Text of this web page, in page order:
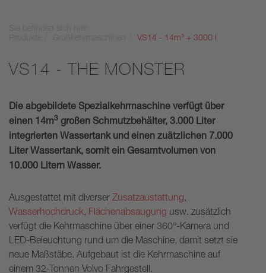
VS14 - 14m³ + 3000 l
VS14 - THE MONSTER
Die abgebildete Spezialkehrmaschine verfügt über
einen 14m3 großen Schmutzbehälter, 3.000 Liter
integrierten Wassertank und einen zuätzlichen 7.000
Liter Wassertank, somit ein Gesamtvolumen von
10.000 Litern Wasser.
Ausgestattet mit diverser Zusatzaustattung,
Wasserhochdruck, Flächenabsaugung usw. zusätzlich
verfügt die Kehrmaschine über einer 360°-Kamera und
LED-Beleuchtung rund um die Maschine, damit setzt sie
neue Maßstäbe. Aufgebaut ist die Kehrmaschine auf
einem 32-Tonnen Volvo Fahrgestell.